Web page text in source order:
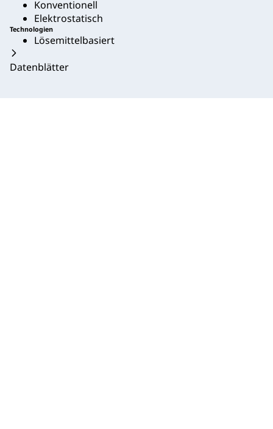
Konventionell
Elektrostatisch
Technologien
Lösemittelbasiert
Datenblätter